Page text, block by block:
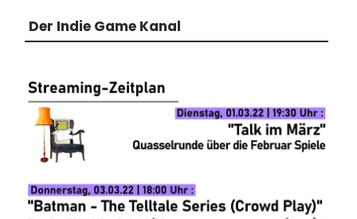
Der Indie Game Kanal